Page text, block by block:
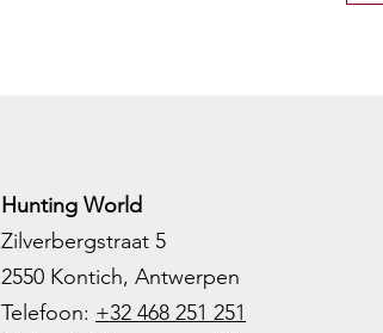
Hunting World
Zilverbergstraat 5
2550 Kontich, Antwerpen
Telefoon: +32 468 251 251